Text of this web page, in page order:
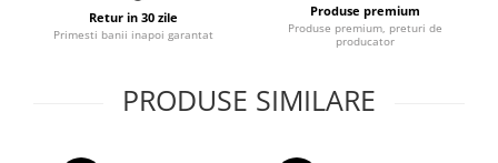
Retur in 30 zile
Primesti banii inapoi garantat
Produse premium
Produse premium, preturi de
producator
PRODUSE SIMILARE